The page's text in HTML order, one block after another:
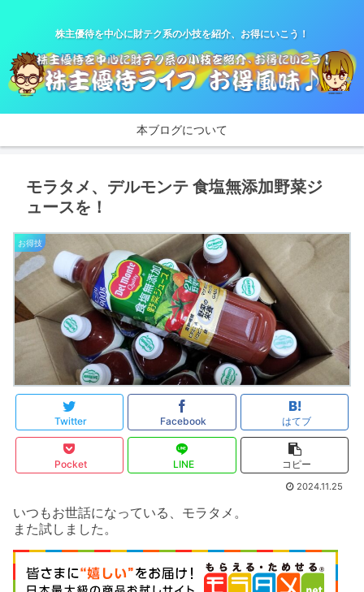
株主優待を中心に財テク系の小技を紹介、お得にいこう！
本ブログについて
モラタメ、デルモンテ 食塩無添加野菜ジ
ュースを！
お得技
Twitter Facebook はてブ
Pocket LINE コピー
2024.11.25
いつもお世話になっている、モラタメ。
また試しました。